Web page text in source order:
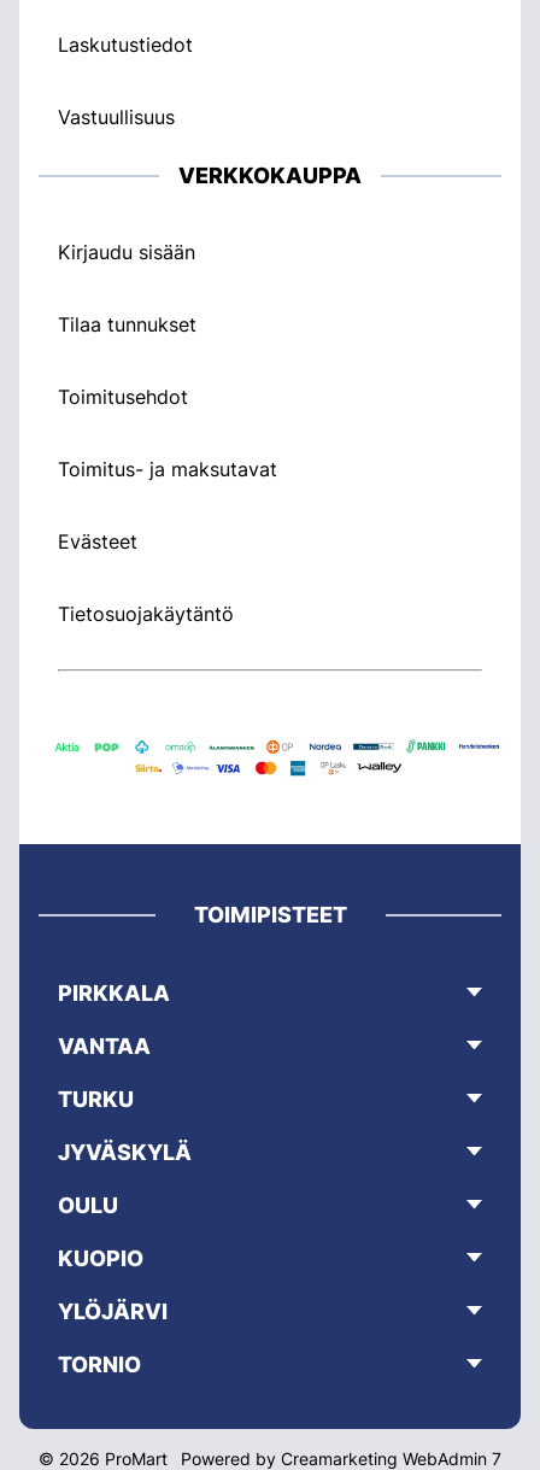
Laskutustiedot
Vastuullisuus
VERKKOKAUPPA
Kirjaudu sisään
Tilaa tunnukset
Toimitusehdot
Toimitus- ja maksutavat
Evästeet
Tietosuojakäytäntö
TOIMIPISTEET
PIRKKALA
VANTAA
TURKU
JYVÄSKYLÄ
OULU
KUOPIO
YLÖJÄRVI
TORNIO
© 2026 ProMart Powered by Creamarketing WebAdmin 7